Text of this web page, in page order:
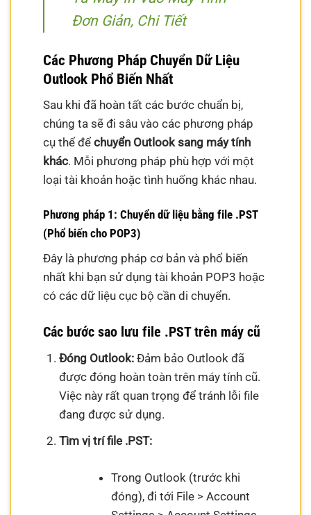
Đơn Giản, Chi Tiết
Các Phương Pháp Chuyển Dữ Liệu
Outlook Phổ Biến Nhất
Sau khi đã hoàn tất các bước chuẩn bị,
chúng ta sẽ đi sâu vào các phương pháp
cụ thể đểchuyển Outlook sang máy tính
khác. Mỗi phương pháp phù hợp với một
loại tài khoản hoặc tình huống khác nhau.
Phương pháp 1: Chuyển dữ liệu bằng file .PST
(Phổ biến cho POP3)
Đây là phương pháp cơ bản và phổ biến
nhất khi bạn sử dụng tài khoản POP3 hoặc
có các dữ liệu cục bộ cần di chuyển.
Các bước sao lưu file .PST trên máy cũ
Đóng Outlook:Đảm bảo Outlook đã
được đóng hoàn toàn trên máy tính cũ.
Việc này rất quan trọng để tránh lỗi file
đang được sử dụng.
Tìm vị trí file .PST:
Trong Outlook (trước khi
đóng), đi tới File > Account